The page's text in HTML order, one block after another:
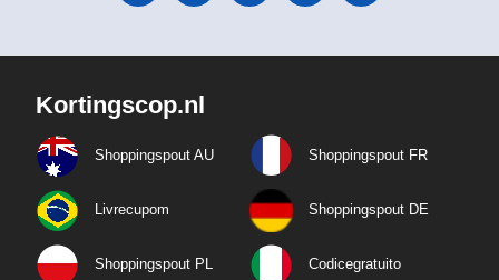
Kortingscop.nl
Shoppingspout AU Shoppingspout FR
Livrecupom Shoppingspout DE
Shoppingspout PL Codicegratuito